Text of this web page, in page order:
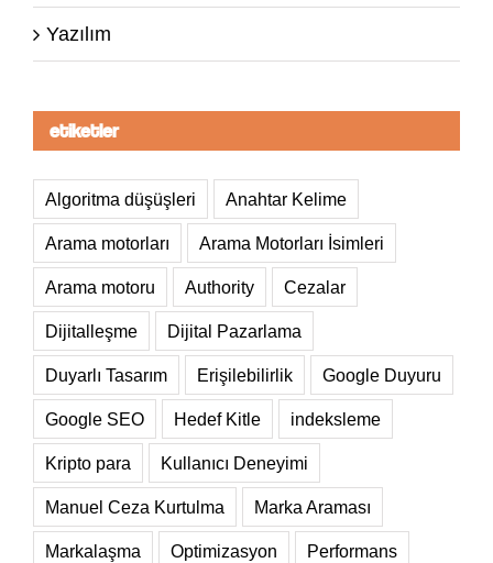
Yazılım
etiketler
Algoritma düşüşleri Anahtar Kelime
Arama motorları Arama Motorları İsimleri
Arama motoru Authority Cezalar
Dijitalleşme Dijital Pazarlama
Duyarlı Tasarım Erişilebilirlik Google Duyuru
Google SEO Hedef Kitle indeksleme
Kripto para Kullanıcı Deneyimi
Manuel Ceza Kurtulma Marka Araması
Markalaşma Optimizasyon Performans